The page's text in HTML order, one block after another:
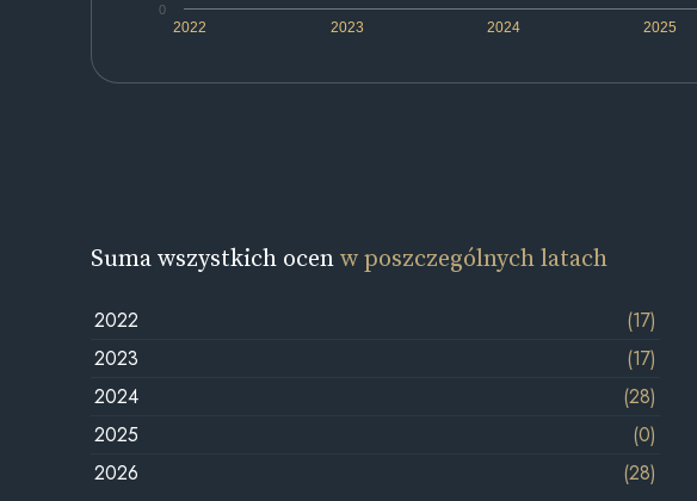
2022 2023 2024 2025
0
Suma wszystkich ocenw poszczególnych latach
2022
(17)
2023
(17)
2024
(28)
2025
(0)
2026
(28)